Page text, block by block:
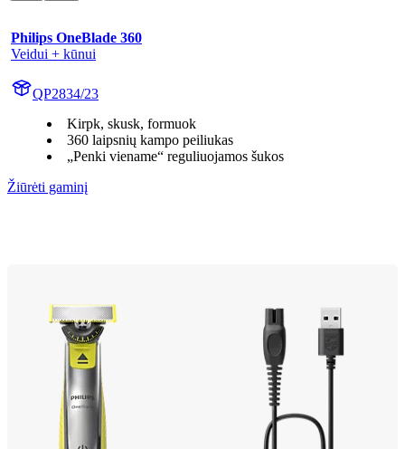
Philips OneBlade 360
Veidui + kūnui
QP2834/23
Kirpk, skusk, formuok
360 laipsnių kampo peiliukas
„Penki viename“ reguliuojamos šukos
Žiūrėti gaminį